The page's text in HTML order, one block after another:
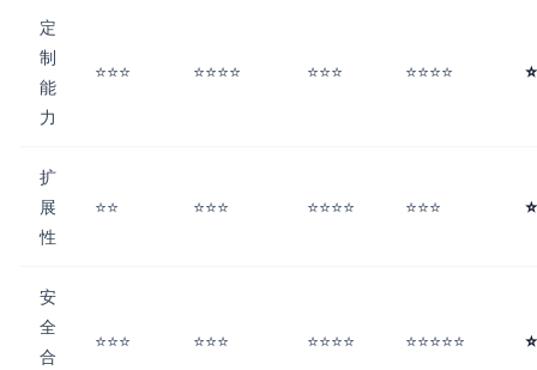
定
制
能
力
⭐⭐⭐ ⭐⭐⭐⭐ ⭐⭐⭐ ⭐⭐⭐⭐
扩
展
性
⭐⭐ ⭐⭐⭐ ⭐⭐⭐⭐ ⭐⭐⭐
安
全
合
⭐⭐⭐ ⭐⭐⭐ ⭐⭐⭐⭐ ⭐⭐⭐⭐⭐